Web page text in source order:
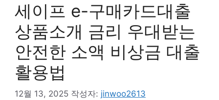
세이프 e-구매카드대출
상품소개 금리 우대받는
안전한 소액 비상금 대출
활용법
12월 13, 2025 작성자: jinwoo2613